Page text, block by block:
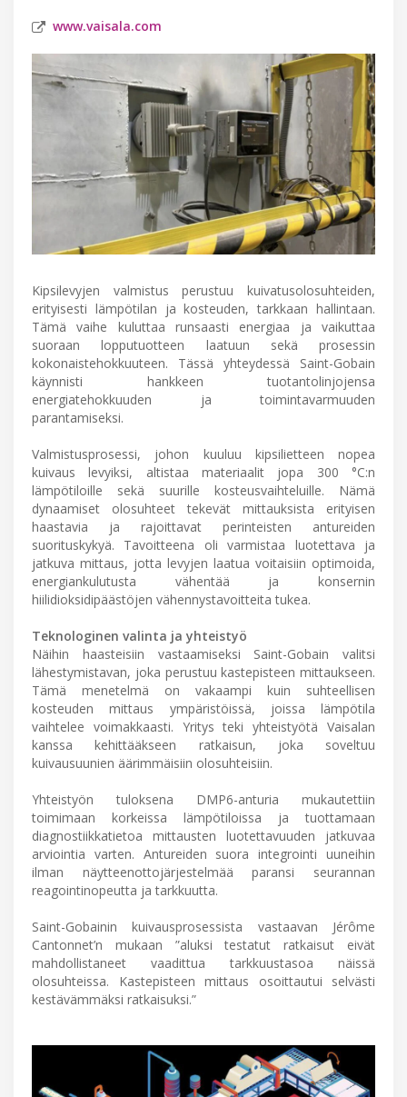
www.vaisala.com
Kipsilevyjen valmistus perustuu kuivatusolosuhteiden,
erityisesti lämpötilan ja kosteuden, tarkkaan hallintaan.
Tämä vaihe kuluttaa runsaasti energiaa ja vaikuttaa
suoraan lopputuotteen laatuun sekä prosessin
kokonaistehokkuuteen. Tässä yhteydessä Saint-Gobain
käynnisti hankkeen tuotantolinjojensa
energiatehokkuuden ja toimintavarmuuden
parantamiseksi.
Valmistusprosessi, johon kuuluu kipsilietteen nopea
kuivaus levyiksi, altistaa materiaalit jopa 300 °C:n
lämpötiloille sekä suurille kosteusvaihteluille. Nämä
dynaamiset olosuhteet tekevät mittauksista erityisen
haastavia ja rajoittavat perinteisten antureiden
suorituskykyä. Tavoitteena oli varmistaa luotettava ja
jatkuva mittaus, jotta levyjen laatua voitaisiin optimoida,
energiankulutusta vähentää ja konsernin
hiilidioksidipäästöjen vähennystavoitteita tukea.
Teknologinen valinta ja yhteistyö
Näihin haasteisiin vastaamiseksi Saint-Gobain valitsi
lähestymistavan, joka perustuu kastepisteen mittaukseen.
Tämä menetelmä on vakaampi kuin suhteellisen
kosteuden mittaus ympäristöissä, joissa lämpötila
vaihtelee voimakkaasti. Yritys teki yhteistyötä Vaisalan
kanssa kehittääkseen ratkaisun, joka soveltuu
kuivausuunien äärimmäisiin olosuhteisiin.
Yhteistyön tuloksena DMP6-anturia mukautettiin
toimimaan korkeissa lämpötiloissa ja tuottamaan
diagnostiikkatietoa mittausten luotettavuuden jatkuvaa
arviointia varten. Antureiden suora integrointi uuneihin
ilman näytteenottojärjestelmää paransi seurannan
reagointinopeutta ja tarkkuutta.
Saint-Gobainin kuivausprosessista vastaavan Jérôme
Cantonnet’n mukaan ”aluksi testatut ratkaisut eivät
mahdollistaneet vaadittua tarkkuustasoa näissä
olosuhteissa. Kastepisteen mittaus osoittautui selvästi
kestävämmäksi ratkaisuksi.”